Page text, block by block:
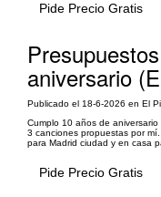
Pide Precio Gratis
aniversario
Publicado el 18-6-2026 en El
Cumplo 10 años de
3 canciones propuestas por
para Madrid ciudad y en casa
Pide Precio Gratis